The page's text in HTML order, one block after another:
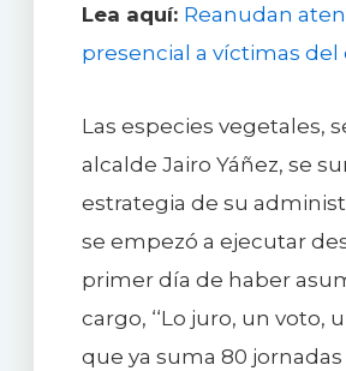
Lea aquí: Reanudan
presencial a víctimas del
Las especies vegetales,
alcalde Jairo Yáñez, se
estrategia de su
se empezó a ejecutar
primer día de haber
cargo, ‘‘Lo juro, un voto,
que ya suma 80